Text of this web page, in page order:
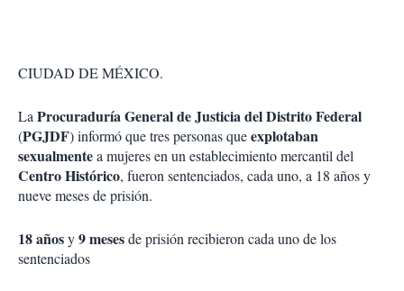
CIUDAD DE MÉXICO.
LaProcuraduría General de Justicia del Distrito Federal
(PGJDF) informó que tres personas queexplotaban
sexualmentea mujeres en un establecimiento mercantil del
Centro Histórico, fueron sentenciados, cada uno, a 18 años y
nueve meses de prisión.
18 añosy9 mesesde prisión recibieron cada uno de los
sentenciados